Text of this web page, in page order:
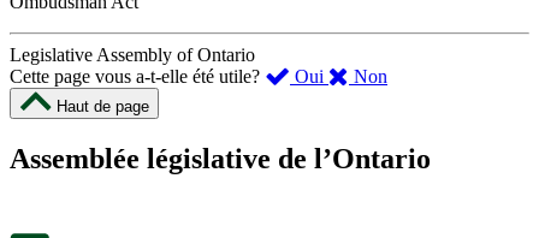
Legislative Assembly of Ontario
Cette page vous a-t-elle été utile?
Oui ,
été
Non
m’a
Haut de page
Assemblée législative de l’Ontario